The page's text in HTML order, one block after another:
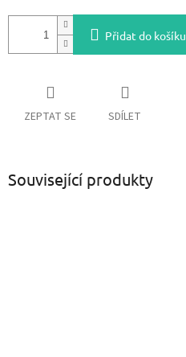
Přidat do košíku
ZEPTAT SE SDÍLET
Související produkty